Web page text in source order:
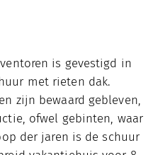
is gevestigd in
met rieten dak.
zijn bewaard gebleven,
ofwel gebinten, waar
der jaren is de schuur